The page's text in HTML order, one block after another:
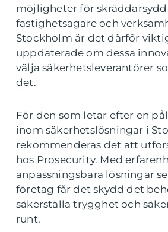
möjligheter för
fastighetsägare och
Stockholm är det därför
uppdaterade om dessa
välja säkerhetsleverantörer
det.
För den som letar efter en
inom säkerhetslösningar i
rekommenderas det att
hos Prosecurity. Med
anpassningsbara lösningar
företag får det skydd det
säkerställa trygghet och
runt.